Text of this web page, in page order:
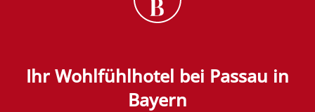
Ihr Wohlfühlhotel bei Passau in
Bayern